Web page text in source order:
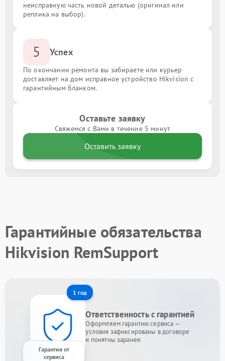
неисправную часть новой деталью (оригинал или
реплика на выбор).
5 Успех
По окончании ремонта вы забираете или курьер
доставляет на дом исправное устройство Hikvision с
гарантийным бланком.
Оставьте заявку
Свяжемся с Вами в течение 5 минут
Оставить заявку
Гарантийные обязательства
Hikvision RemSupport
1 год
Гарантия от
сервиса
Ответственность с гарантией
Оформляем гарантию сервиса —
условия зафиксированы в договоре
и понятны заранее.